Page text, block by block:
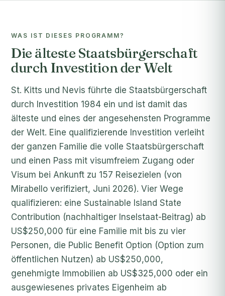
WAS IST DIESES PROGRAMM?
Die älteste Staatsbürgerschaft
durch Investition der Welt
St. Kitts und Nevis führte die Staatsbürgerschaft
durch Investition 1984 ein und ist damit das
älteste und eines der angesehensten Programme
der Welt. Eine qualifizierende Investition verleiht
der ganzen Familie die volle Staatsbürgerschaft
und einen Pass mit visumfreiem Zugang oder
Visum bei Ankunft zu 157 Reisezielen (von
Mirabello verifiziert, Juni 2026). Vier Wege
qualifizieren: eine Sustainable Island State
Contribution (nachhaltiger Inselstaat-Beitrag) ab
US$250,000 für eine Familie mit bis zu vier
Personen, die Public Benefit Option (Option zum
öffentlichen Nutzen) ab US$250,000,
genehmigte Immobilien ab US$325,000 oder ein
ausgewiesenes privates Eigenheim ab